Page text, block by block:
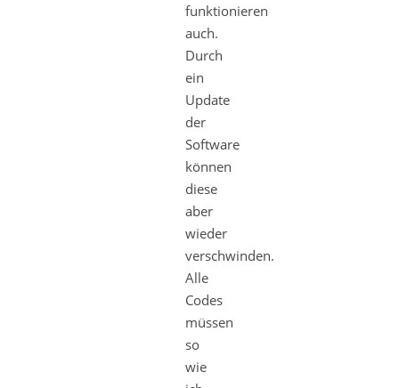
funktionieren
auch.
Durch
ein
Update
der
Software
können
diese
aber
wieder
verschwinden.
Alle
Codes
müssen
so
wie